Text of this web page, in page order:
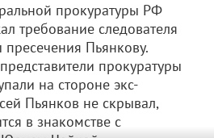
прокуратуры РФ
требование следователя
Пьянкову.
прокуратуры
на стороне экс-
Пьянков не скрывал,
в знакомстве с